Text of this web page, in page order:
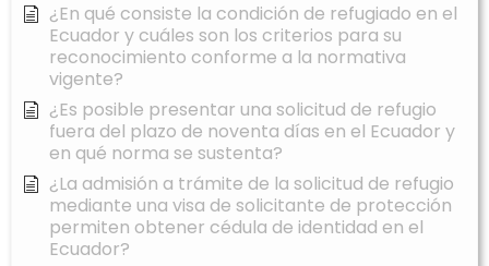
¿En qué consiste la condición de refugiado en el
Ecuador y cuáles son los criterios para su
reconocimiento conforme a la normativa
vigente?
¿Es posible presentar una solicitud de refugio
fuera del plazo de noventa días en el Ecuador y
en qué norma se sustenta?
¿La admisión a trámite de la solicitud de refugio
mediante una visa de solicitante de protección
permiten obtener cédula de identidad en el
Ecuador?